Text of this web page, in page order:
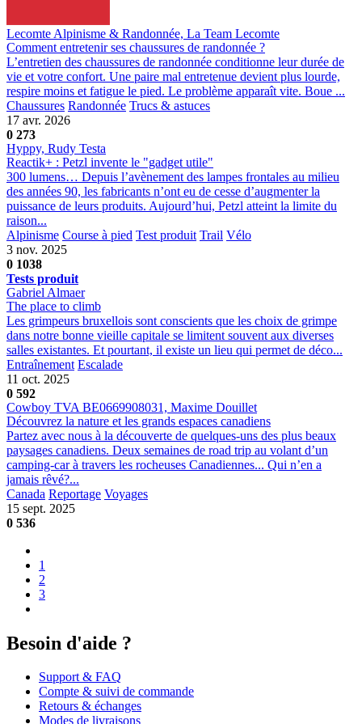
Lecomte Alpinisme & Randonnée, La Team Lecomte
Comment entretenir ses chaussures de randonnée ?
L’entretien des chaussures de randonnée conditionne leur durée de
vie et votre confort. Une paire mal entretenue devient plus lourde,
respire moins et fatigue le pied. Le problème apparaît vite. Boue ...
Chaussures Randonnée Trucs & astuces
17 avr. 2026
0 273
Hyppy, Rudy Testa
Reactik+ : Petzl invente le "gadget utile"
300 lumens… Depuis l’avènement des lampes frontales au milieu
des années 90, les fabricants n’ont eu de cesse d’augmenter la
puissance de leurs produits. Aujourd’hui, Petzl atteint la limite du
raison...
Alpinisme Course à pied Test produit Trail Vélo
3 nov. 2025
0 1038
Tests produit
Gabriel Almaer
The place to climb
Les grimpeurs bruxellois sont conscients que les choix de grimpe
dans notre bonne vieille capitale se limitent souvent aux diverses
salles existantes. Et pourtant, il existe un lieu qui permet de déco...
Entraînement Escalade
11 oct. 2025
0 592
Cowboy TVA BE0669908031, Maxime Douillet
Découvrez la nature et les grands espaces canadiens
Partez avec nous à la découverte de quelques-uns des plus beaux
paysages canadiens. Deux semaines de road trip au volant d’un
camping-car à travers les rocheuses Canadiennes... Qui n’en a
jamais rêvé?...
Canada Reportage Voyages
15 sept. 2025
0 536
1
2
3
Besoin d'aide ?
Support & FAQ
Compte & suivi de commande
Retours & échanges
Modes de livraisons